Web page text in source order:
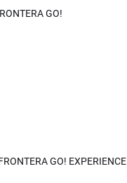
GO!
GO! EXPERIENCE